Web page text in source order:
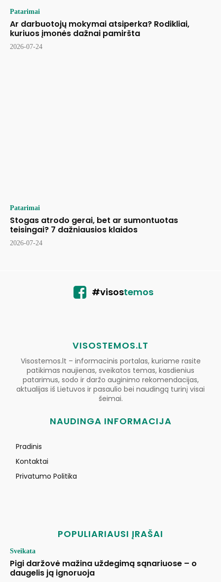
Patarimai
Ar darbuotojų mokymai atsiperka? Rodikliai,
kuriuos įmonės dažnai pamiršta
2026-07-24
Patarimai
Stogas atrodo gerai, bet ar sumontuotas
teisingai? 7 dažniausios klaidos
2026-07-24
#visostemos
VISOSTEMOS.LT
Visostemos.lt – informacinis portalas, kuriame rasite
patikimas naujienas, sveikatos temas, kasdienius
patarimus, sodo ir daržo auginimo rekomendacijas,
aktualijas iš Lietuvos ir pasaulio bei naudingą turinį visai
šeimai.
NAUDINGA INFORMACIJA
Pradinis
Kontaktai
Privatumo Politika
POPULIARIAUSI ĮRAŠAI
Sveikata
Pigi daržovė mažina uždegimą sąnariuose – o
daugelis ją ignoruoja